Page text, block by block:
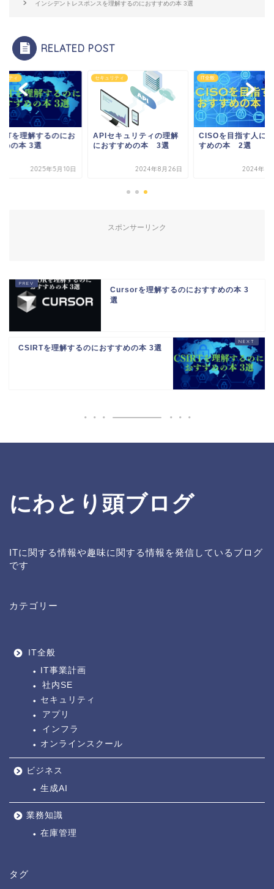
インシデントレスポンスを理解するのにおすすめの本 3選
RELATED POST
リティ
を理解するのにお
めの本 3選
2025年5月10日
セキュリティ
APIセキュリティの理解
におすすめの本 3選
2024年8月26日
IT全般
CISOを目指す人に
すめの本 2選
2024年6
スポンサーリンク
Cursorを理解するのにおすすめの本 3
選
CSIRTを理解するのにおすすめの本 3選
にわとり頭ブログ
ITに関する情報や趣味に関する情報を発信しているブログ
です
カテゴリー
IT全般
IT事業計画
社内SE
セキュリティ
アプリ
インフラ
オンラインスクール
ビジネス
生成AI
業務知識
在庫管理
タグ